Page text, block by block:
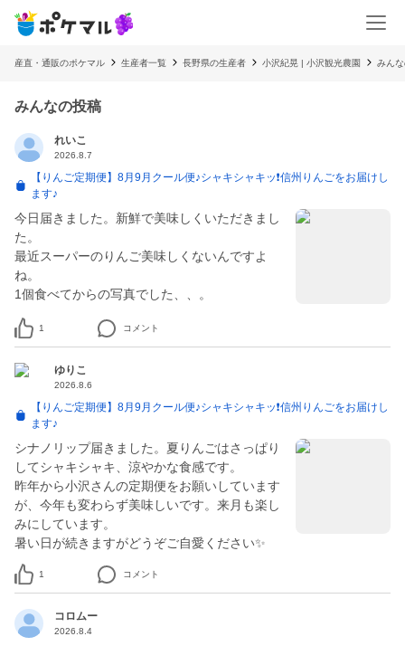
産直・通販のポケマル 生産者一覧 長野県の生産者 小沢紀晃 | 小沢観光農園 みん
みんなの投稿
れいこ
2026.8.7
【りんご定期便】8月9月クール便♪シャキシャキッ❗️信州りんごをお届けし
ます♪
今日届きました。新鮮で美味しくいただきまし
た。
最近スーパーのりんご美味しくないんですよ
ね。
1個食べてからの写真でした、、。
1 コメント
ゆりこ
2026.8.6
【りんご定期便】8月9月クール便♪シャキシャキッ❗️信州りんごをお届けし
ます♪
シナノリップ届きました。夏りんごはさっぱり
してシャキシャキ、涼やかな食感です。
昨年から小沢さんの定期便をお願いしています
が、今年も変わらず美味しいです。来月も楽し
みにしています。
暑い日が続きますがどうぞご自愛ください✨
1 コメント
コロムー
2026.8.4